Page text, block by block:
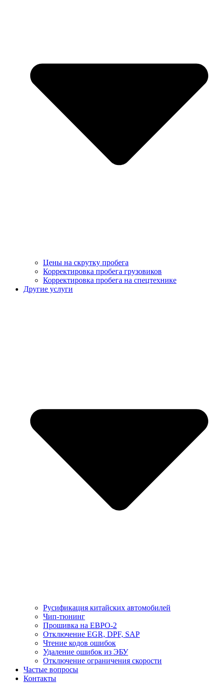
Цены на скрутку пробега
Корректировка пробега грузовиков
Корректировка пробега на спецтехнике
Другие услуги
Русификация китайских автомобилей
Чип-тюнинг
Прошивка на ЕВРО-2
Отключение EGR, DPF, SAP
Чтение кодов ошибок
Удаление ошибок из ЭБУ
Отключение ограничения скорости
Частые вопросы
Контакты